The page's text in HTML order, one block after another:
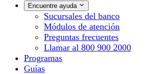
Encuentre ayuda
Sucursales del banco
Módulos de atención
Preguntas frecuentes
Llamar al 800 900 2000
Programas
Guías